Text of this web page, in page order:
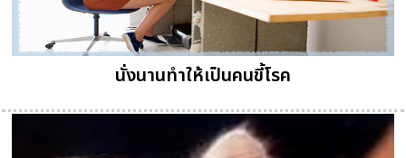
นั่งนานทำให้เป็นคนขี้โรค